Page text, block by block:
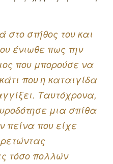
στο στήθος του και
ένιωθε πως την
που μπορούσε να
που η καταιγίδα
Ταυτόχρονα,
μια σπίθα
πείνα που είχε
τόσο πολλών